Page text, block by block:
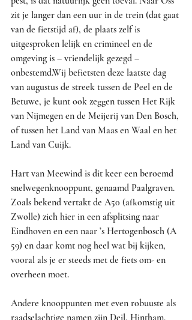
zit je langer dan een uur in de trein (dat gaat
van de fietstijd af), de plaats zelf is
uitgesproken lelijk en crimineel en de
omgeving is – vriendelijk gezegd –
onbestemd.Wij befietsten deze laatste dag
van augustus de streek tussen de Peel en de
Betuwe, je kunt ook zeggen tussen Het Rijk
van Nijmegen en de Meijerij van Den Bosch,
of tussen het Land van Maas en Waal en het
Land van Cuijk.
Hart van Meewind is dit keer een beroemd
snelwegenknooppunt, genaamd Paalgraven.
Zoals bekend vertakt de A50 (afkomstig uit
Zwolle) zich hier in een afsplitsing naar
Eindhoven en een naar ’s Hertogenbosch (A
59) en daar komt nog heel wat bij kijken,
vooral als je er steeds met de fiets om- en
overheen moet.
Andere knooppunten met even robuuste als
raadselachtige namen zijn Deil, Hintham,